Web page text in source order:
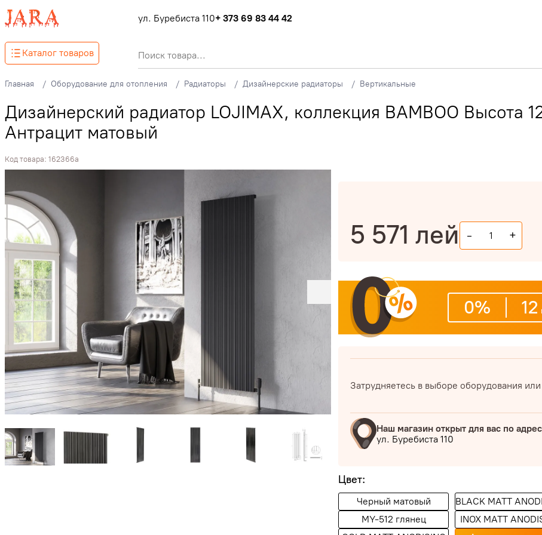
ул. Буребиста 110+ 373 69 83 44 42
Каталог товаров
Главная Оборудование для отопления Радиаторы Дизайнерские радиаторы Вертикальные
Дизайнерский радиатор LOJIMAX, коллекция BAMBOO
Антрацит матовый
Код товара: 162366a
5 571 лей - +
0% 12
Затрудняетесь в выборе оборудования
Наш магазин открыт для вас по
ул. Буребиста 110
Цвет:
Черный матовый BLACK MATT
MY-512 глянец
INOX MATT